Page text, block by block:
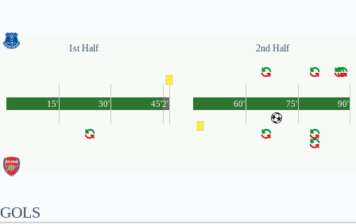
1st Half
45'
15' 30' 2'
2nd Half
90'
60' 75'
GOLS